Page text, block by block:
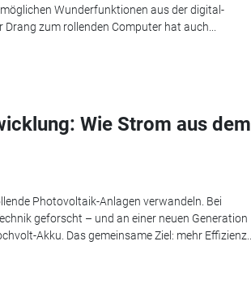
Wunderfunktionen aus der digital-
zum rollenden Computer hat auch...
Wie Strom aus dem
Photovoltaik-Anlagen verwandeln. Bei
geforscht – und an einer neuen Generation
Akku. Das gemeinsame Ziel: mehr Effizienz...